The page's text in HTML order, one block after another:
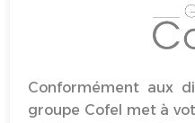
Conformément aux
groupe Cofel met à